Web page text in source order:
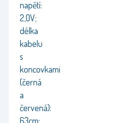
napětí:
2,0V;
délka
kabelu
s
koncovkami
(černá
a
červená):
63cm;